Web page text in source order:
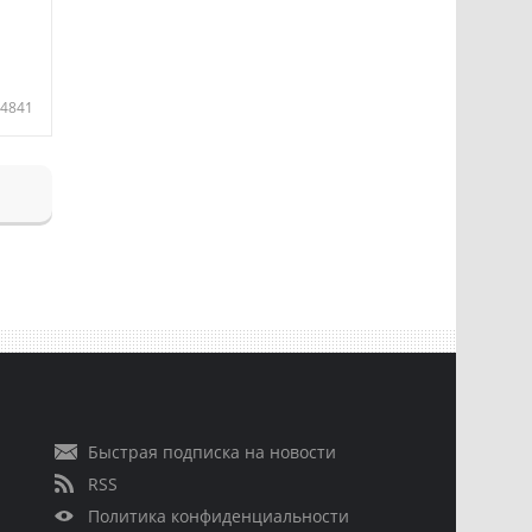
4841
Быстрая подписка на новости
RSS
Политика конфиденциальности